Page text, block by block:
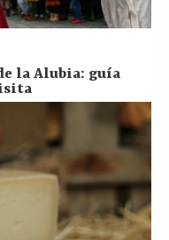
la Alubia: guía